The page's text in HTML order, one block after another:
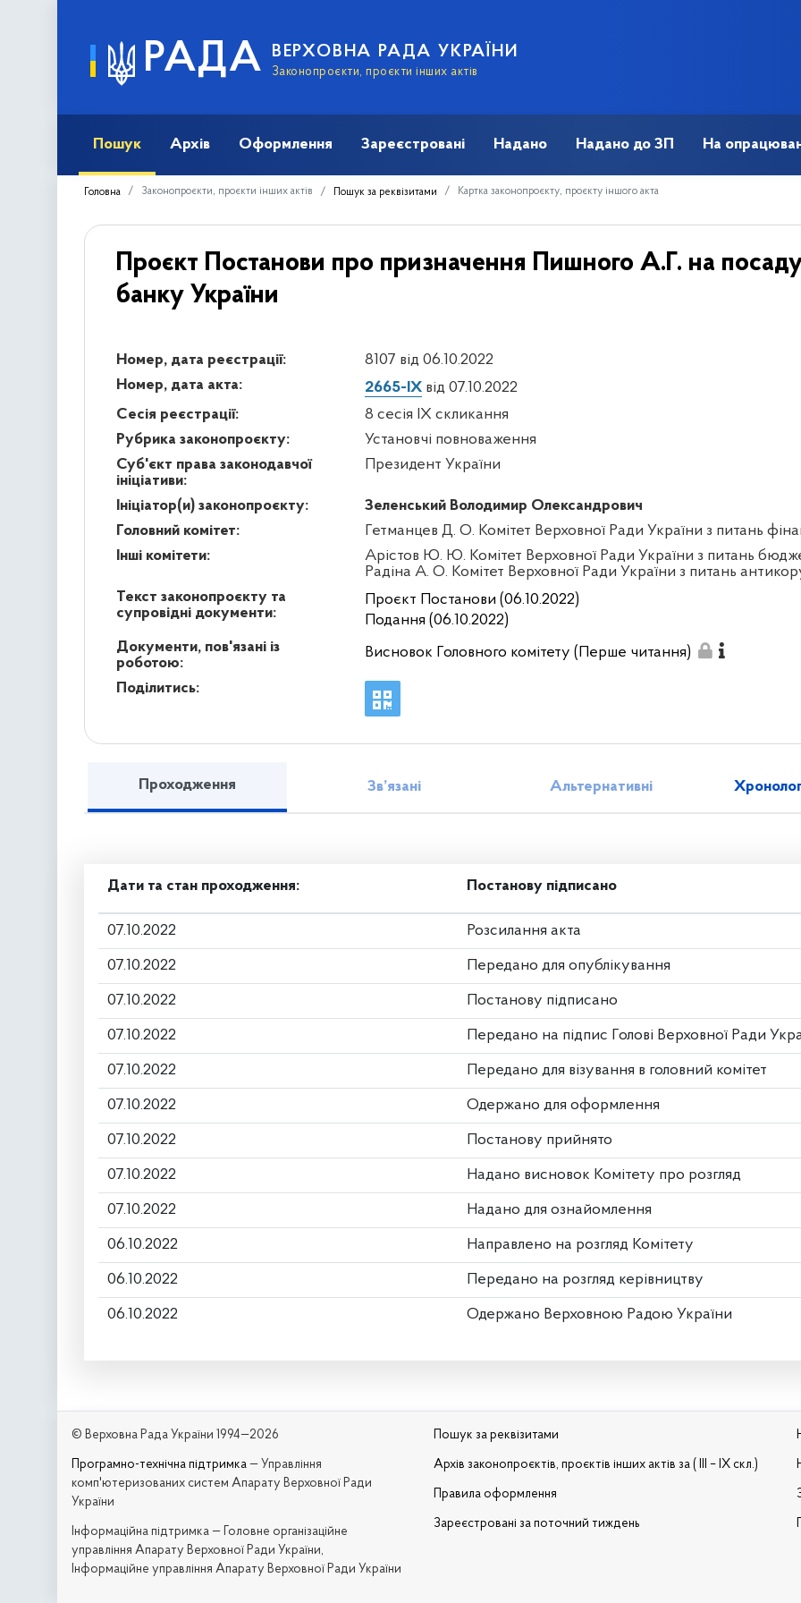
РАДА ВЕРХОВНА РАДА УКРАЇНИ
Законопроєкти, проєкти інших актів
Пошук Архів Оформлення Зареєстровані Надано Надано до ЗП На
Головна Законопроєкти, проєкти інших актів Пошук за реквізитами Картка законопроєкту, проєкту іншого акта
Проєкт Постанови про призначення Пишного А.Г. на
банку України
Номер, дата реєстрації:
8107 від 06.10.2022
Номер, дата акта:
2665-IX від 07.10.2022
Сесія реєстрації:
8 сесія IX скликання
Рубрика законопроєкту:
Установчі повноваження
Суб'єкт права законодавчої
ініціативи:
Президент України
Ініціатор(и) законопроєкту:
Зеленський Володимир Олександрович
Головний комітет:
Гетманцев Д. О. Комітет Верховної Ради України з питань
Інші комітети:
Арістов Ю. Ю. Комітет Верховної Ради України з питань
Радіна А. О. Комітет Верховної Ради України з питань
Текст законопроєкту та
супровідні документи:
Проєкт Постанови (06.10.2022)
Подання (06.10.2022)
Документи, пов'язані із
роботою:
Висновок Головного комітету (Перше читання)
Поділитись:
Проходження Зв’язані Альтернативні
Дати та стан проходження: Постанову підписано
07.10.2022 Розсилання акта
07.10.2022 Передано для опублікування
07.10.2022 Постанову підписано
07.10.2022 Передано на підпис Голові Верховної Ради
07.10.2022 Передано для візування в головний комітет
07.10.2022 Одержано для оформлення
07.10.2022 Постанову прийнято
07.10.2022 Надано висновок Комітету про розгляд
07.10.2022 Надано для ознайомлення
06.10.2022 Направлено на розгляд Комітету
06.10.2022 Передано на розгляд керівництву
06.10.2022 Одержано Верховною Радою України
© Верховна Рада України 1994—2026
Програмно-технічна підтримка — Управління
комп'ютеризованих систем Апарату Верховної Ради
України
Iнформаційна підтримка — Головне організаційне
управління Апарату Верховної Ради України,
Інформаційне управління Апарату Верховної Ради України
Пошук за реквізитами
Архів законопроєктів, проєктів інших актів за ( III – IX скл.)
Правила оформлення
Зареєстровані за поточний тиждень